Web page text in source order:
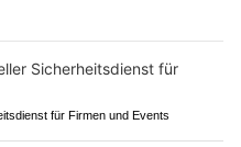
für Firmen und Events